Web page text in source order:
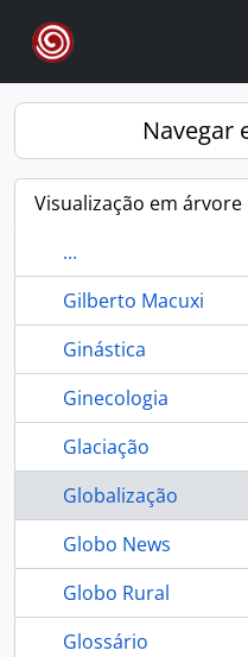
Skip to main content
Navegar
Visualização em árvore
...
Gilberto Macuxi
Ginástica
Ginecologia
Glaciação
Globalização
Globo News
Globo Rural
Glossário